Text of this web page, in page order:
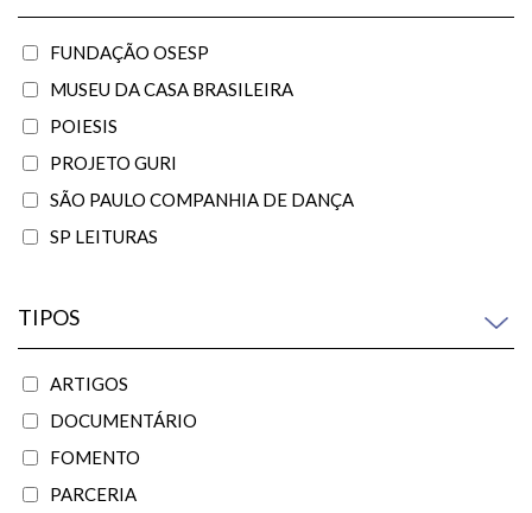
FUNDAÇÃO OSESP
MUSEU DA CASA BRASILEIRA
POIESIS
PROJETO GURI
SÃO PAULO COMPANHIA DE DANÇA
SP LEITURAS
TIPOS
ARTIGOS
DOCUMENTÁRIO
FOMENTO
PARCERIA